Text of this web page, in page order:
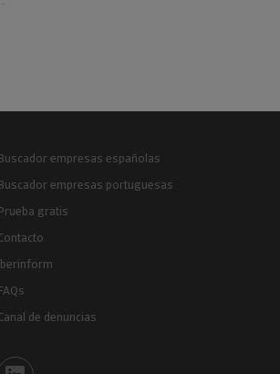
empresas españolas
empresas portuguesas
gratis
de denuncias